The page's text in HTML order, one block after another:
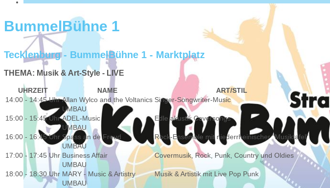
BummelBühne 1
Tecklenburg - BummelBühne 1 - Marktplatz
THEMA: Musik & Art-Style - LIVE
UHRZEIT NAME
ART/STIL
14:00 - 14:45 Uhr Allan Wylco and the Voltanics Singer-Songwriter-Music
UMBAU
15:00 - 15:45 Uhr ADEL-Music
Edle akustik Coversongs
UMBAU
16:00 - 16:45 Uhr Spass an de Freud
Rock-Ensemble mit niederrheinischer "Musiktafel"
UMBAU
17:00 - 17:45 Uhr Business Affair
Covermusik, Rock, Punk, Country und Oldies
UMBAU
18:00 - 18:30 Uhr MARY - Music & Artistry
Musik & Artistik mit Live Pop Punk
UMBAU